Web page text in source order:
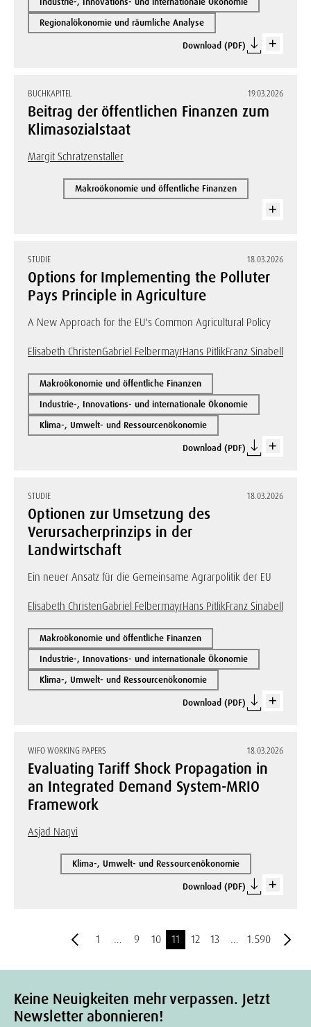
Regionalökonomie und räumliche Analyse
Download (PDF)
BUCHKAPITEL 19.03.2026
Beitrag der öffentlichen Finanzen zum
Klimasozialstaat
Margit Schratzenstaller
Makroökonomie und öffentliche Finanzen
STUDIE 18.03.2026
Options for Implementing the Polluter
Pays Principle in Agriculture
A New Approach for the EU's Common Agricultural Policy
Elisabeth ChristenGabriel FelbermayrHans PitlikFranz Sinabell
Makroökonomie und öffentliche Finanzen
Industrie-, Innovations- und internationale Ökonomie
Klima-, Umwelt- und Ressourcenökonomie
Download (PDF)
STUDIE 18.03.2026
Optionen zur Umsetzung des
Verursacherprinzips in der
Landwirtschaft
Ein neuer Ansatz für die Gemeinsame Agrarpolitik der EU
Elisabeth ChristenGabriel FelbermayrHans PitlikFranz Sinabell
Makroökonomie und öffentliche Finanzen
Industrie-, Innovations- und internationale Ökonomie
Klima-, Umwelt- und Ressourcenökonomie
Download (PDF)
WIFO WORKING PAPERS 18.03.2026
Evaluating Tariff Shock Propagation in
an Integrated Demand System-MRIO
Framework
Asjad Naqvi
Klima-, Umwelt- und Ressourcenökonomie
Download (PDF)
1 … 9 10 11 12 13 … 1.590
Keine Neuigkeiten mehr verpassen. Jetzt
Newsletter abonnieren!